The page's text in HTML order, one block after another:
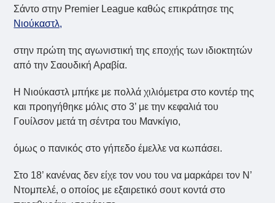
Σάντο στην Premier League καθώς επικράτησε της
Νιούκαστλ,
στην πρώτη της αγωνιστική της εποχής των ιδιοκτητών
από την Σαουδική Αραβία.
Η Νιούκαστλ μπήκε με πολλά χιλιόμετρα στο κοντέρ της
και προηγήθηκε μόλις στο 3’ με την κεφαλιά του
Γουίλσον μετά τη σέντρα του Μανκίγιο,
όμως ο πανικός στο γήπεδο έμελλε να κωπάσει.
Στο 18’ κανένας δεν είχε τον νου του να μαρκάρει τον Ν’
Ντομπελέ, ο οποίος με εξαιρετικό σουτ κοντά στο